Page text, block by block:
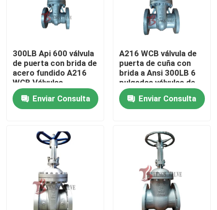
Viaje de la fábrica
Control de calidad
Éntrenos en contacto con
Pida una cita
Reparto de la válvula de compuerta de acero
Swing válvula de retención
300LB Api 600 válvula
de puerta con brida de
acero fundido A216
WCB Válvulas
industriales con
asiento metálico
DN100
Enviar Consulta
A216 WCB válvula de
puerta de cuña con
brida a Ansi 300LB 6
pulgadas válvulas de
acero fundido de
tronco de metal
ascendente
Enviar Consulta